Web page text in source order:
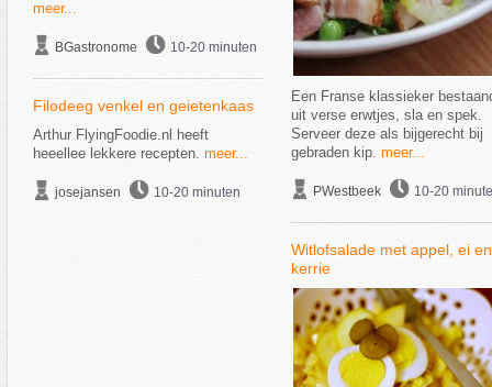
meer...
BGastronome 10-20 minuten
Filodeeg venkel en geietenkaas
Arthur FlyingFoodie.nl heeft
heeellee lekkere recepten. meer...
josejansen 10-20 minuten
Een Franse klassieker
uit verse erwtjes, sla en spek.
Serveer deze als bijgerecht bij
gebraden kip. meer...
PWestbeek 10-20
Witlofsalade met appel, ei en
kerrie